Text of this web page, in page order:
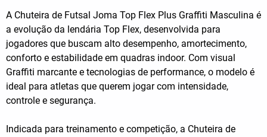
A Chuteira de Futsal Joma Top Flex Plus Graffiti Masculina é
a evolução da lendária Top Flex, desenvolvida para
jogadores que buscam alto desempenho, amortecimento,
conforto e estabilidade em quadras indoor. Com visual
Graffiti marcante e tecnologias de performance, o modelo é
ideal para atletas que querem jogar com intensidade,
controle e segurança.
Indicada para treinamento e competição, a Chuteira de